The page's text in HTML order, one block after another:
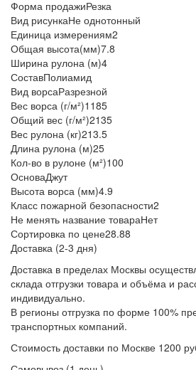
Форма продажиРезка
Вид рисункаНе однотонный
Единица измерениям2
Общая высота(мм)7.8
Ширина рулона (м)4
СоставПолиамид
Вид ворсаРазрезной
Вес ворса (г/м²)1185
Общий вес (г/м²)2135
Вес рулона (кг)213.5
Длина рулона (м)25
Кол-во в рулоне (м²)100
ОсноваДжут
Высота ворса (мм)4.9
Класс пожарной безопасности2
Не менять название товараНет
Сортировка по цене28.88
Доставка (2-3 дня)
Доставка в пределах Москвы
склада отгрузки товара и объёма и
индивидуально.
В регионы отгрузка по форме 100%
транспортных компаний.
Стоимость доставки по Москве 1200